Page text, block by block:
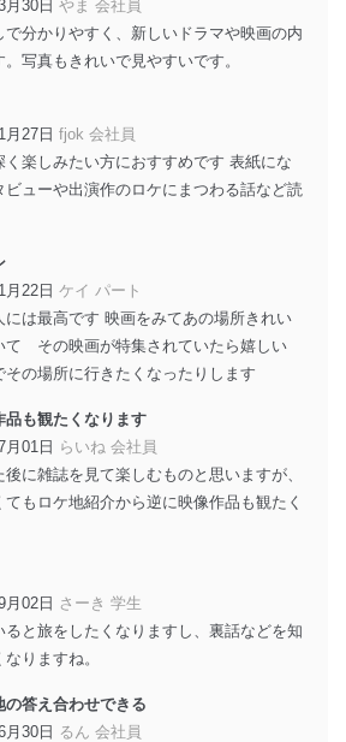
措置
ィ対策をはじめとする安全対策を実
えい、滅失またはき損の防止及び是
取り扱うことのできる機器及び当該
セスを防止しています。
別と認証
備されているユーザー制御機能（ユ
ント制御）により、個人情報データ
り扱う情報システムを使用する従業
アクセス等の防止
を取り扱う機器等のオペレーティング
新の状態に保持しています。
取り扱う機器等にセキュリティ対策
用に伴う漏洩等の防止
り個人データの含まれるファイルを
に、当該ファイルへのパスワードを
す。
メントシステムの継続的改善
月30日 やま 会社員
分かりやすく、新しいドラマや映画の内
写真もきれいで見やすいです。
月27日 fjok 会社員
く楽しみたい方におすすめです 表紙にな
ビューや出演作のロケにまつわる話など読
月22日 ケイ パート
は最高です 映画をみてあの場所きれい
て その映画が特集されていたら嬉しい
の場所に行きたくなったりします
品も観たくなります
月01日 らいね 会社員
に雑誌を見て楽しむものと思いますが、
もロケ地紹介から逆に映像作品も観たく
月02日 さーき 学生
ると旅をしたくなりますし、裏話などを知
りますね。
の答え合わせできる
月30日 るん 会社員